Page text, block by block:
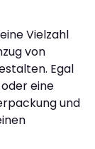
Vielzahl
von
Egal
eine
und